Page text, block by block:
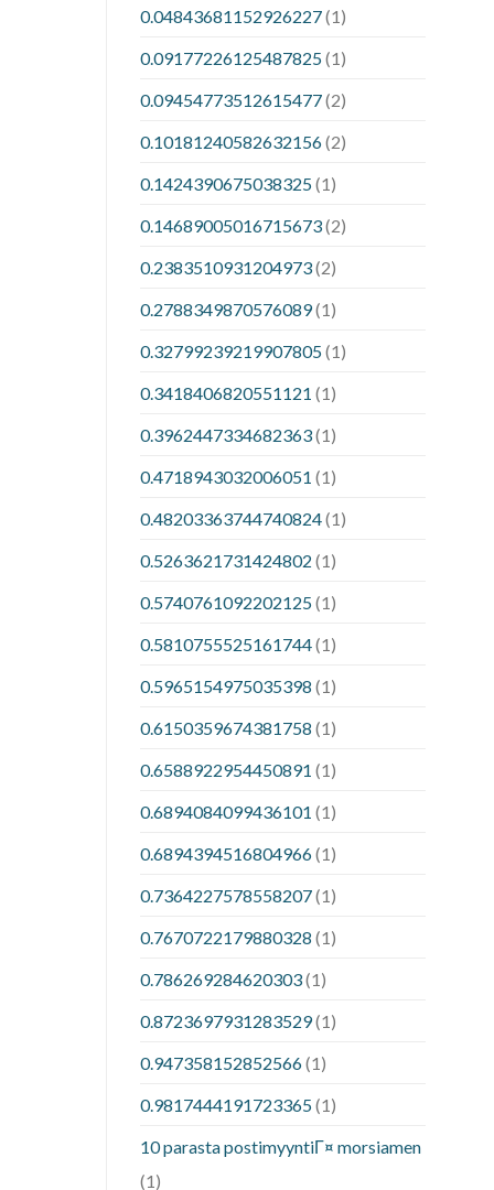
0.04843681152926227(1)
0.09177226125487825(1)
0.09454773512615477(2)
0.10181240582632156(2)
0.1424390675038325(1)
0.14689005016715673(2)
0.2383510931204973(2)
0.2788349870576089(1)
0.32799239219907805(1)
0.3418406820551121 (1)
0.3962447334682363(1)
0.4718943032006051 (1)
0.48203363744740824(1)
0.5263621731424802 (1)
0.5740761092202125(1)
0.5810755525161744(1)
0.5965154975035398 (1)
0.6150359674381758 (1)
0.6588922954450891 (1)
0.6894084099436101 (1)
0.6894394516804966(1)
0.7364227578558207(1)
0.7670722179880328 (1)
0.786269284620303(1)
0.8723697931283529(1)
0.947358152852566(1)
0.9817444191723365(1)
10 parasta postimyyntiГ¤ morsiamen
(1)